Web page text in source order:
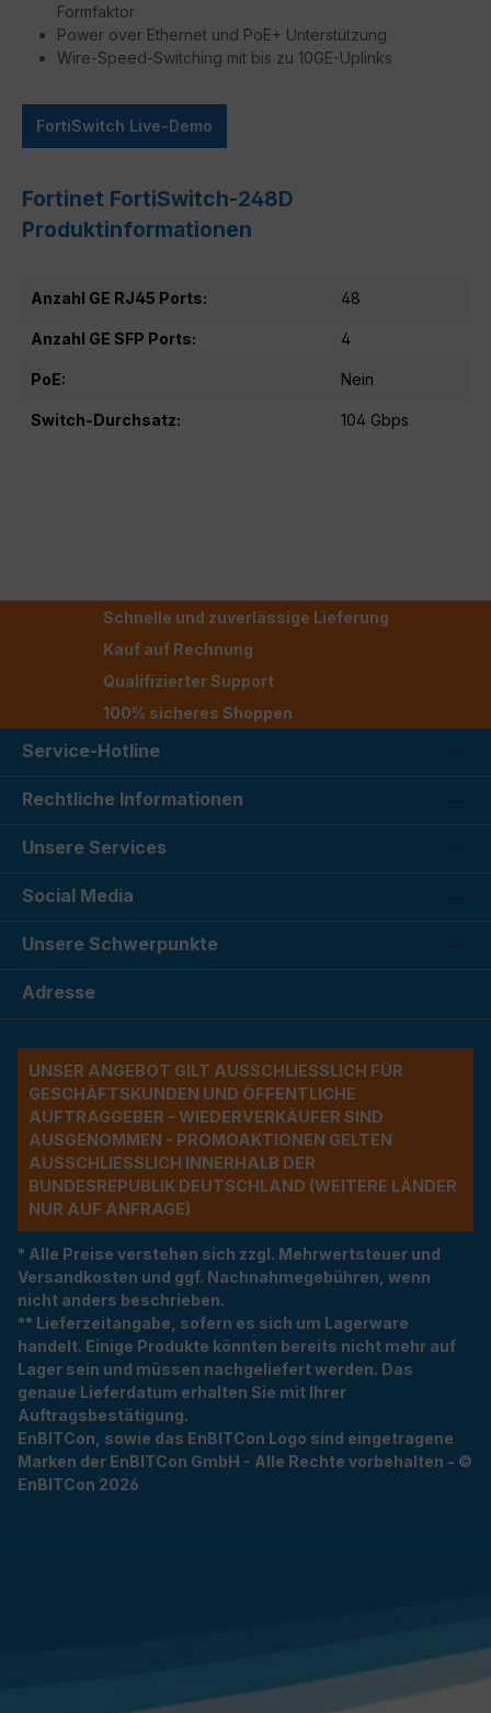
Formfaktor
Power over Ethernet und PoE+ Unterstützung
Wire-Speed-Switching mit bis zu 10GE-Uplinks
FortiSwitch Live-Demo
Fortinet FortiSwitch-248D
Produktinformationen
Anzahl GE RJ45 Ports: 48
Anzahl GE SFP Ports: 4
PoE: Nein
Switch-Durchsatz: 104 Gbps
Schnelle und zuverlässige Lieferung
Kauf auf Rechnung
Qualifizierter Support
100% sicheres Shoppen
Service-Hotline
Rechtliche Informationen
Unsere Services
Social Media
Unsere Schwerpunkte
Adresse
UNSER ANGEBOT GILT AUSSCHLIESSLICH FÜR G
ESCHÄFTSKUNDEN UND ÖFFENTLICHE A
UFTRAGGEBER - WIEDERVERKÄUFER SIND A
USGENOMMEN - PROMOAKTIONEN GELTEN A
USSCHLIESSLICH INNERHALB DER BU
NDESREPUBLIK DEUTSCHLAND (WEITERE LÄNDER NU
R AUF ANFRAGE)
* Alle Preise verstehen sich zzgl. Mehrwertsteuer und
Versandkosten und ggf. Nachnahmegebühren, wenn
nicht anders beschrieben.
** Lieferzeitangabe, sofern es sich um Lagerware
handelt. Einige Produkte könnten bereits nicht mehr auf
Lager sein und müssen nachgeliefert werden. Das
genaue Lieferdatum erhalten Sie mit Ihrer
Auftragsbestätigung.
EnBITCon, sowie das EnBITCon Logo sind eingetragene
Marken der EnBITCon GmbH - Alle Rechte vorbehalten - ©
EnBITCon 2026